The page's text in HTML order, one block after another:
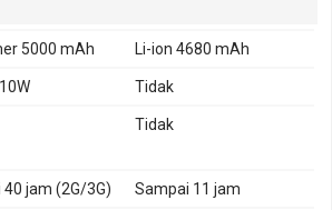
5000 mAh Li-ion 4680 mAh
Tidak
Tidak
jam (2G/3G) Sampai 11 jam